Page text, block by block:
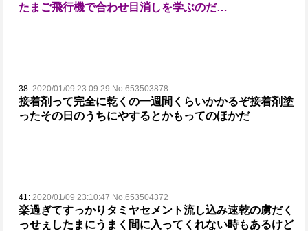
たまご飛行機で合わせ目消しを学ぶのだ…
38: 2020/01/09 23:09:29 No.653503878
接着剤って完全に乾くの一週間くらいかかるぞ接着剤塗
ったその日のうちにやするとかもってのほかだ
41: 2020/01/09 23:10:47 No.653504372
楽過ぎてすっかりタミヤセメント流し込み速乾の虜だく
っせぇしたまにうまく間に入ってくれない時もあるけど